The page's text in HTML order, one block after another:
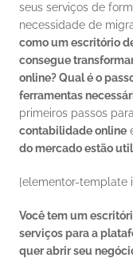
seus serviços de
necessidade de
como um escritório
consegue
online? Qual é o
ferramentas
primeiros passos
contabilidade online
do mercado estão
[elementor-template
Você tem um
serviços para a
quer abrir seu